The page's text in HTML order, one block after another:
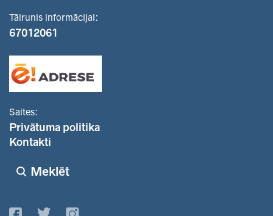
Tālrunis informācijai:
67012061
Saites:
Privātuma politika
Kontakti
Meklēt